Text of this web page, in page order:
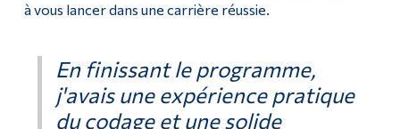
à vous lancer dans une carrière réussie.
En finissant le programme,
j'avais une expérience pratique
du codage et une solide